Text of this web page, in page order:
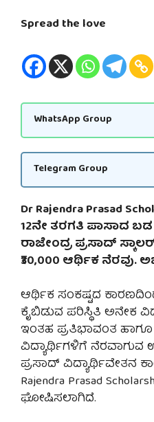
Spread the love
WhatsApp Group
Telegram Group
Dr Rajendra Prasad
12ನೇ ತರಗತಿ ಪಾಸಾದ ಬಡ
ರಾಜೇಂದ್ರ ಪ್ರಸಾದ್
₹30,000 ಆರ್ಥಿಕ ನೆರವು.
ಆರ್ಥಿಕ ಸಂಕಷ್ಟದ
ಕೈಬಿಡುವ ಪರಿಸ್ಥಿತಿ ಅನೇಕ
ಇಂತಹ ಪ್ರತಿಭಾವಂತ
ವಿದ್ಯಾರ್ಥಿಗಳಿಗೆ ನೆರವಾಗುವ
ಪ್ರಸಾದ್ ವಿದ್ಯಾರ್ಥಿವೇತನ
Rajendra Prasad
ಘೋಷಿಸಲಾಗಿದೆ.